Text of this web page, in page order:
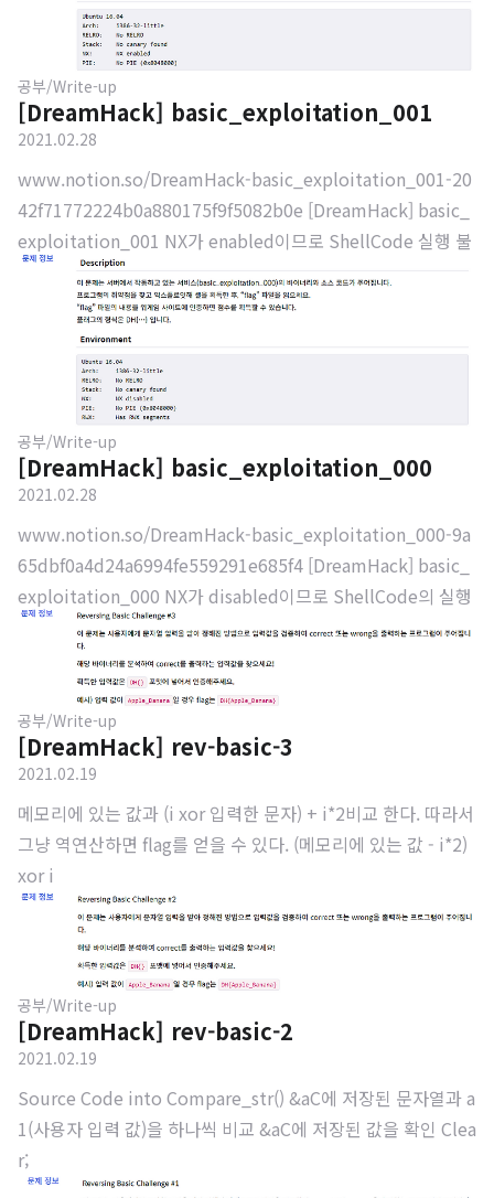
공부/Write-up
[DreamHack] basic_exploitation_001
2021.02.28
www.notion.so/DreamHack-basic_exploitation_001-20
42f71772224b0a880175f9f5082b0e [DreamHack] basic_
exploitation_001 NX가 enabled이므로 ShellCode 실행 불
가. www.notion.so
공부/Write-up
[DreamHack] basic_exploitation_000
2021.02.28
www.notion.so/DreamHack-basic_exploitation_000-9a
65dbf0a4d24a6994fe559291e685f4 [DreamHack] basic_
exploitation_000 NX가 disabled이므로 ShellCode의 실행
이 가능해짐. www.notion.so
공부/Write-up
[DreamHack] rev-basic-3
2021.02.19
메모리에 있는 값과 (i xor 입력한 문자) + i*2비교 한다. 따라서
그냥 역연산하면 flag를 얻을 수 있다. (메모리에 있는 값 - i*2)
xor i
공부/Write-up
[DreamHack] rev-basic-2
2021.02.19
Source Code into Compare_str() &aC에 저장된 문자열과 a
1(사용자 입력 값)을 하나씩 비교 &aC에 저장된 값을 확인 Clea
r;